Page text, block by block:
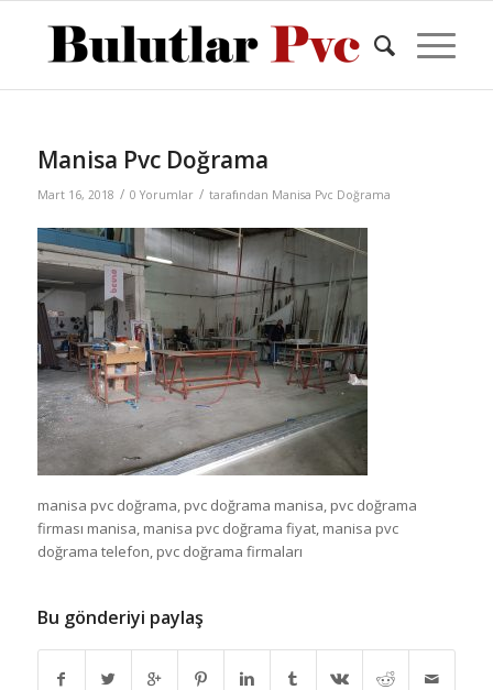
Manisa Pvc Doğrama
Mart 16, 2018 / 0 Yorumlar / tarafından Manisa Pvc Doğrama
manisa pvc doğrama, pvc doğrama manisa, pvc doğrama
firması manisa, manisa pvc doğrama fiyat, manisa pvc
doğrama telefon, pvc doğrama firmaları
Bu gönderiyi paylaş